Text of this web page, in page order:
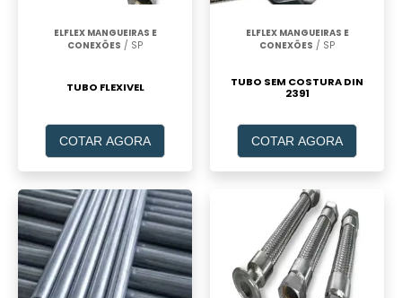
ELFLEX MANGUEIRAS E
CONEXÕES / SP
TUBO FLEXIVEL
COTAR AGORA
ELFLEX MANGUEIRAS E
CONEXÕES / SP
TUBO SEM COSTURA DIN
2391
COTAR AGORA